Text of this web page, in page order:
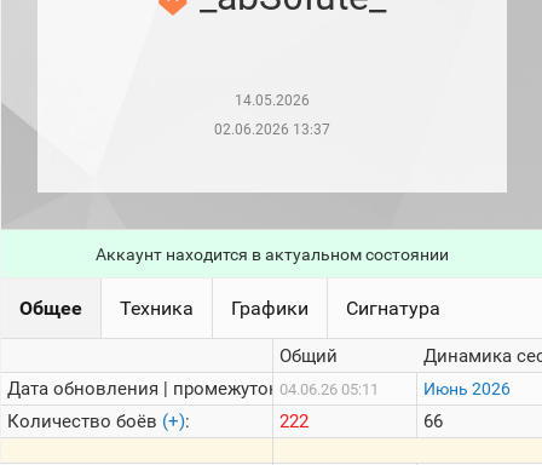
месяц)
сессии)
Кланы
Статистика
Информация
14.05.2026
02.06.2026 13:37
Аккаунт находится в актуальном состоянии
Общее Техника Графики Сигнатура
Дата обновления | промежуток:
Количество боёв (+):
Общий
04.06.26 05:11
222
Динамика
Июнь 2026
66